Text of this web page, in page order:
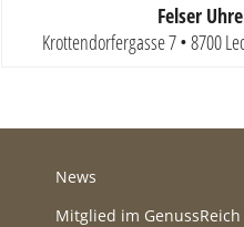
Felser
Krottendorfergasse 7 • 8700
News
Mitglied im